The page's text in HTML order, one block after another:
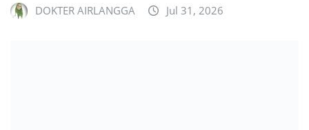
DOKTER AIRLANGGA Jul 31, 2026